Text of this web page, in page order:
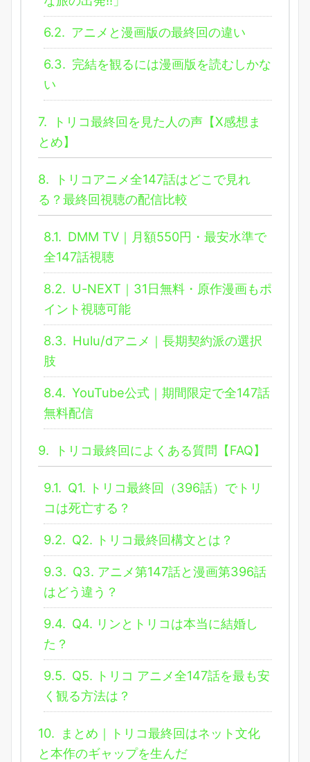
6.2. アニメと漫画版の最終回の違い
6.3. 完結を観るには漫画版を読むしかな
い
7.
トリコ最終回を見た人の声【X感想ま
とめ】
8.
トリコアニメ全147話はどこで見れ
る？最終回視聴の配信比較
8.1. DMM TV｜月額550円・最安水準で
全147話視聴
8.2. U-NEXT｜31日無料・原作漫画もポ
イント視聴可能
8.3. Hulu/dアニメ｜長期契約派の選択
肢
8.4. YouTube公式｜期間限定で全147話
無料配信
9. トリコ最終回によくある質問【FAQ】
9.1. Q1. トリコ最終回（396話）でトリ
コは死亡する？
9.2. Q2. トリコ最終回構文とは？
9.3. Q3. アニメ第147話と漫画第396話
はどう違う？
9.4. Q4. リンとトリコは本当に結婚し
た？
9.5. Q5. トリコ アニメ全147話を最も安
く観る方法は？
10. まとめ｜トリコ最終回はネット文化
と本作のギャップを生んだ